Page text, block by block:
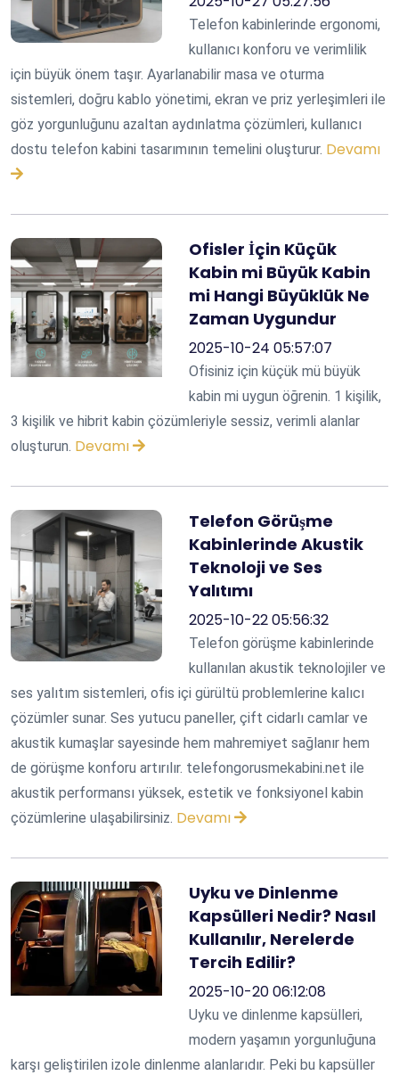
Telefon kabinlerinde ergonomi,
kullanıcı konforu ve verimlilik
için büyük önem taşır. Ayarlanabilir masa ve oturma
sistemleri, doğru kablo yönetimi, ekran ve priz yerleşimleri ile
göz yorgunluğunu azaltan aydınlatma çözümleri, kullanıcı
dostu telefon kabini tasarımının temelini oluşturur. Devamı
Ofisler İçin Küçük
Kabin mi Büyük Kabin
mi Hangi Büyüklük Ne
Zaman Uygundur
2025-10-24 05:57:07
Ofisiniz için küçük mü büyük
kabin mi uygun öğrenin. 1 kişilik,
3 kişilik ve hibrit kabin çözümleriyle sessiz, verimli alanlar
oluşturun. Devamı
Telefon Görüşme
Kabinlerinde Akustik
Teknoloji ve Ses
Yalıtımı
2025-10-22 05:56:32
Telefon görüşme kabinlerinde
kullanılan akustik teknolojiler ve
ses yalıtım sistemleri, ofis içi gürültü problemlerine kalıcı
çözümler sunar. Ses yutucu paneller, çift cidarlı camlar ve
akustik kumaşlar sayesinde hem mahremiyet sağlanır hem
de görüşme konforu artırılır. telefongorusmekabini.net ile
akustik performansı yüksek, estetik ve fonksiyonel kabin
çözümlerine ulaşabilirsiniz. Devamı
Uyku ve Dinlenme
Kapsülleri Nedir? Nasıl
Kullanılır, Nerelerde
Tercih Edilir?
2025-10-20 06:12:08
Uyku ve dinlenme kapsülleri,
modern yaşamın yorgunluğuna
karşı geliştirilen izole dinlenme alanlarıdır. Peki bu kapsüller